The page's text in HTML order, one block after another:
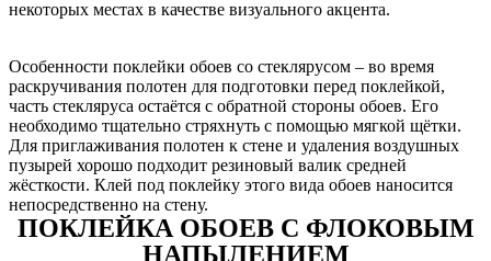
некоторых местах в качестве визуального акцента.
Особенности поклейки обоев со стеклярусом – во время
раскручивания полотен для подготовки перед поклейкой,
часть стекляруса остаётся с обратной стороны обоев. Его
необходимо тщательно стряхнуть с помощью мягкой щётки.
Для приглаживания полотен к стене и удаления воздушных
пузырей хорошо подходит резиновый валик средней
жёсткости. Клей под поклейку этого вида обоев наносится
непосредственно на стену.
ПОКЛЕЙКА ОБОЕВ С ФЛОКОВЫМ
НАПЫЛЕНИЕМ